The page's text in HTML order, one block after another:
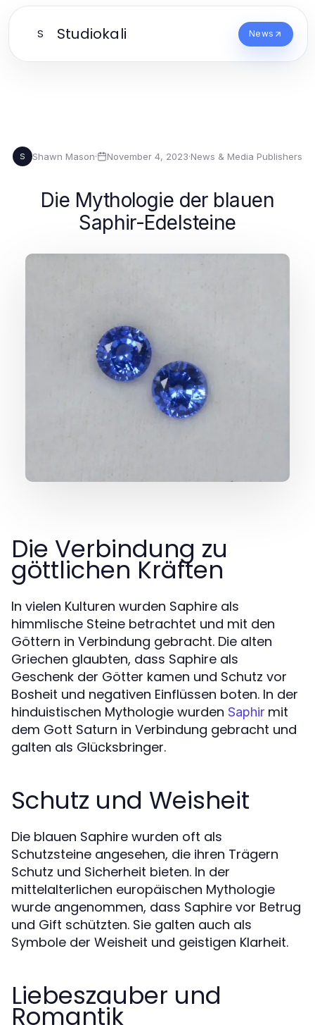
S Studiokali News
S Shawn Mason· November 4, 2023·News & Media Publishers
Die Mythologie der blauen
Saphir-Edelsteine
Die Verbindung zu
göttlichen Kräften
In vielen Kulturen wurden Saphire als
himmlische Steine betrachtet und mit den
Göttern in Verbindung gebracht. Die alten
Griechen glaubten, dass Saphire als
Geschenk der Götter kamen und Schutz vor
Bosheit und negativen Einflüssen boten. In der
hinduistischen Mythologie wurden Saphir mit
dem Gott Saturn in Verbindung gebracht und
galten als Glücksbringer.
Schutz und Weisheit
Die blauen Saphire wurden oft als
Schutzsteine angesehen, die ihren Trägern
Schutz und Sicherheit bieten. In der
mittelalterlichen europäischen Mythologie
wurde angenommen, dass Saphire vor Betrug
und Gift schützten. Sie galten auch als
Symbole der Weisheit und geistigen Klarheit.
Liebeszauber und
Romantik